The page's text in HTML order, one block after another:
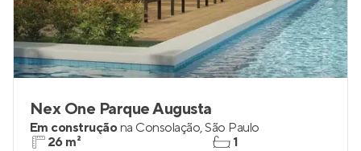
Nex One Parque Augusta
Em construçãona Consolação,São Paulo
26 m²
1